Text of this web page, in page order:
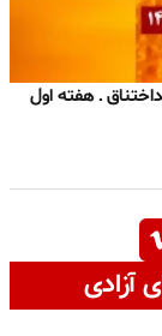
ـ هفته اول
آزادی